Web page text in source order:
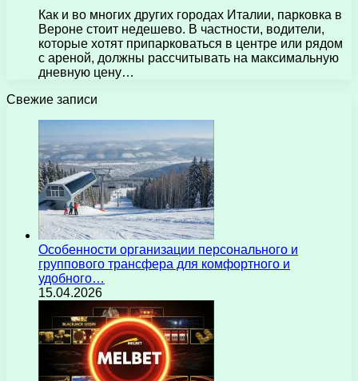
Как и во многих других городах Италии, парковка в
Вероне стоит недешево. В частности, водители,
которые хотят припарковаться в центре или рядом
с ареной, должны рассчитывать на максимальную
дневную цену…
Свежие записи
Особенности организации персонального и
группового трансфера для комфортного и
удобного…
15.04.2026